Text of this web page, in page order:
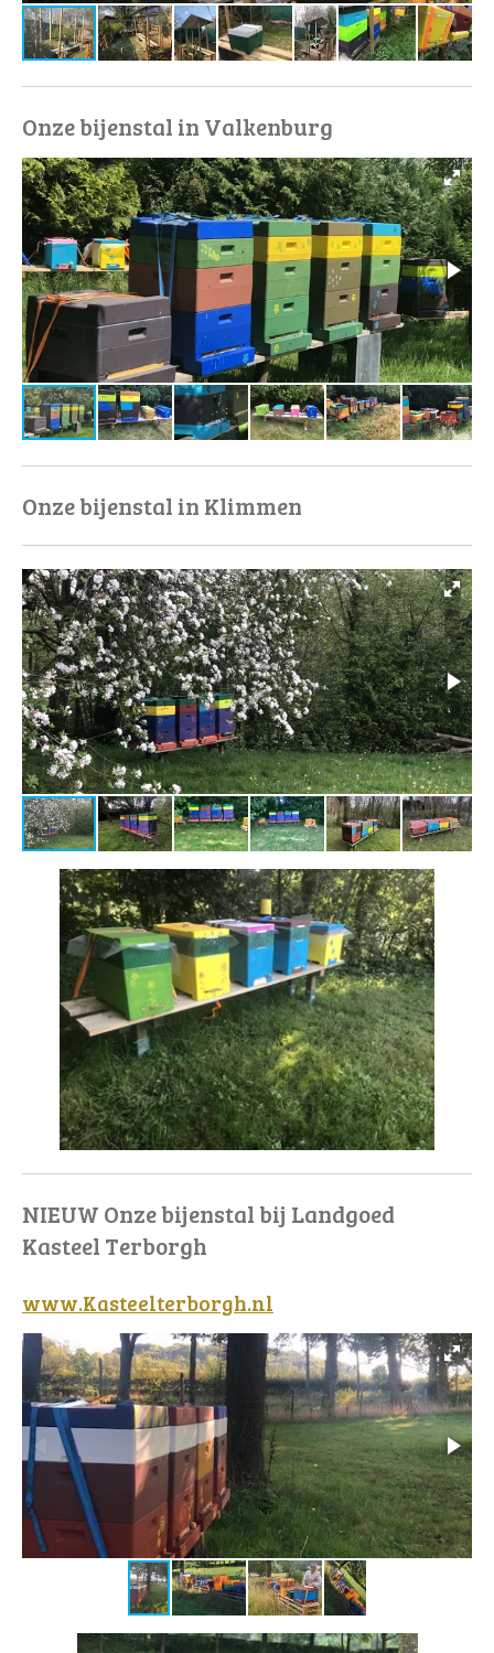
Onze bijenstal in Valkenburg
Onze bijenstal in Klimmen
NIEUW Onze bijenstal bij Landgoed
Kasteel Terborgh
www.Kasteelterborgh.nl